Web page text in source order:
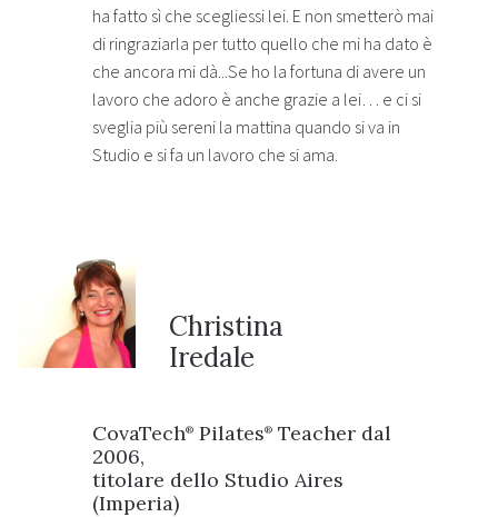
ha fatto sì che scegliessi lei. E non smetterò mai
di ringraziarla per tutto quello che mi ha dato è
che ancora mi dà...Se ho la fortuna di avere un
lavoro che adoro è anche grazie a lei… e ci si
sveglia più sereni la mattina quando si va in
Studio e si fa un lavoro che si ama.
Christina
Iredale
CovaTech® Pilates® Teacher dal
2006,
titolare dello Studio Aires
(Imperia)